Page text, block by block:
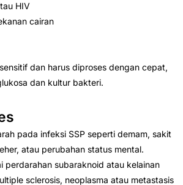
HIV
cairan
dan harus diproses dengan cepat,
dan kultur bakteri.
pada infeksi SSP seperti demam, sakit
atau perubahan status mental.
perdarahan subaraknoid atau kelainan
sclerosis, neoplasma atau metastasis